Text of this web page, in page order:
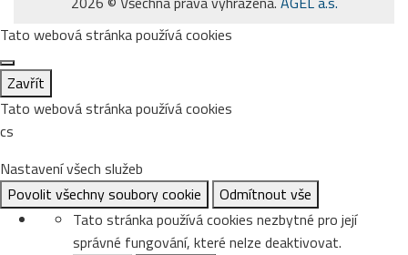
Tato webová stránka používá cookies
Zavřít
Tato webová stránka používá cookies
cs
Nastavení všech služeb
Povolit všechny soubory cookie
Odmítnout vše
Tato stránka používá cookies nezbytné pro její
správné fungování, které nelze deaktivovat.